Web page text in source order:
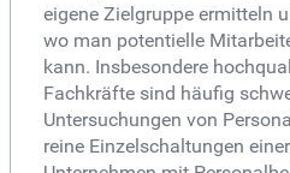
eigene Zielgruppe ermitteln
wo man potentielle
kann. Insbesondere
Fachkräfte sind häufig
Untersuchungen von
reine Einzelschaltungen